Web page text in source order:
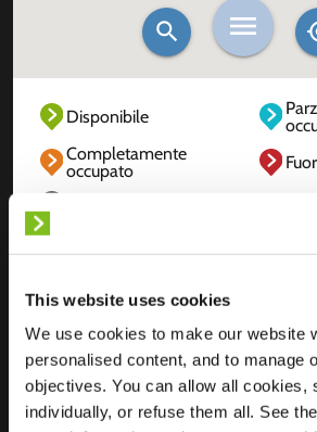
This website uses cookies
We use cookies to make our website
personalised content, and to manage
objectives. You can allow all cookies,
individually, or refuse them all. See
Disponibile
Completamente
occupato
Posizione
7943
Paesi